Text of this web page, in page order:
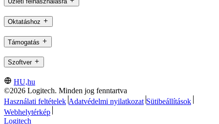
Oktatáshoz
Támogatás
Szoftver
HU,hu
©2026 Logitech. Minden jog fenntartva
Használati feltételek Adatvédelmi nyilatkozat Sütibeállítások
Webhelytérkép
Logitech